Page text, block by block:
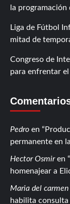
la programación
Liga de Fútbol
mitad de
Congreso de
para enfrentar
Pedro en
permanente en
Hector Osmiren
homenajear a
Maria del
habilita consulta